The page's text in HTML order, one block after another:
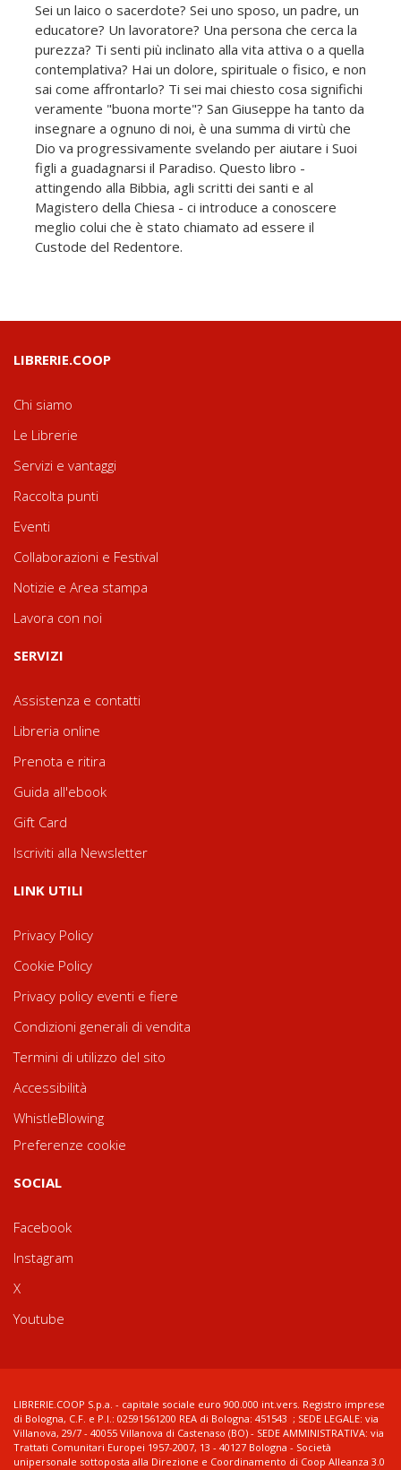
Sei un laico o sacerdote? Sei uno sposo, un padre, un
educatore? Un lavoratore? Una persona che cerca la
purezza? Ti senti più inclinato alla vita attiva o a quella
contemplativa? Hai un dolore, spirituale o fisico, e non
sai come affrontarlo? Ti sei mai chiesto cosa significhi
veramente "buona morte"? San Giuseppe ha tanto da
insegnare a ognuno di noi, è una summa di virtù che
Dio va progressivamente svelando per aiutare i Suoi
figli a guadagnarsi il Paradiso. Questo libro -
attingendo alla Bibbia, agli scritti dei santi e al
Magistero della Chiesa - ci introduce a conoscere
meglio colui che è stato chiamato ad essere il
Custode del Redentore.
LIBRERIE.COOP
Chi siamo
Le Librerie
Servizi e vantaggi
Raccolta punti
Eventi
Collaborazioni e Festival
Notizie e Area stampa
Lavora con noi
SERVIZI
Assistenza e contatti
Libreria online
Prenota e ritira
Guida all'ebook
Gift Card
Iscriviti alla Newsletter
LINK UTILI
Privacy Policy
Cookie Policy
Privacy policy eventi e fiere
Condizioni generali di vendita
Termini di utilizzo del sito
Accessibilità
WhistleBlowing
Preferenze cookie
SOCIAL
Facebook
Instagram
X
Youtube
LIBRERIE.COOP S.p.a. - capitale sociale euro 900.000 int.vers. Registro imprese
di Bologna, C.F. e P.I.: 02591561200 REA di Bologna: 451543 ; SEDE LEGALE: via
Villanova, 29/7 - 40055 Villanova di Castenaso (BO) - SEDE AMMINISTRATIVA: via
Trattati Comunitari Europei 1957-2007, 13 - 40127 Bologna - Società
unipersonale sottoposta alla Direzione e Coordinamento di Coop Alleanza 3.0